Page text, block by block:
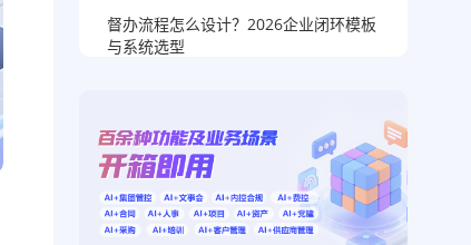
督办流程怎么设计？2026企业闭环模板
与系统选型